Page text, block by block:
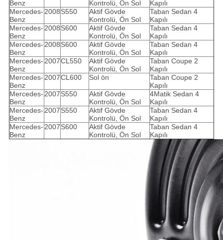
Benz
Kontrolü, Ön Sol
Kapılı
Mercedes-
Benz
2008S550
Aktif Gövde
Kontrolü, Ön Sol
Taban Sedan 4
Kapılı
Mercedes-
Benz
2008S600
Aktif Gövde
Kontrolü, Ön Sol
Taban Sedan 4
Kapılı
Mercedes-
Benz
2008S600
Aktif Gövde
Kontrolü, Ön Sol
Taban Sedan 4
Kapılı
Mercedes-
Benz
2007CL550
Aktif Gövde
Kontrolü, Ön Sol
Taban Coupe 2
Kapılı
Mercedes-
Benz
2007CL600 Sol ön
Taban Coupe 2
Kapılı
Mercedes-
Benz
2007S550
Aktif Gövde
Kontrolü, Ön Sol
4Matik Sedan 4
Kapılı
Mercedes-
Benz
2007S550
Aktif Gövde
Kontrolü, Ön Sol
Taban Sedan 4
Kapılı
Mercedes-
Benz
2007S600
Aktif Gövde
Kontrolü, Ön Sol
Taban Sedan 4
Kapılı